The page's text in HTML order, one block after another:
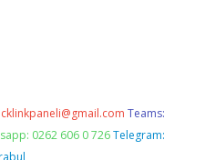
Teams:
0262 606 0 726 Telegram: